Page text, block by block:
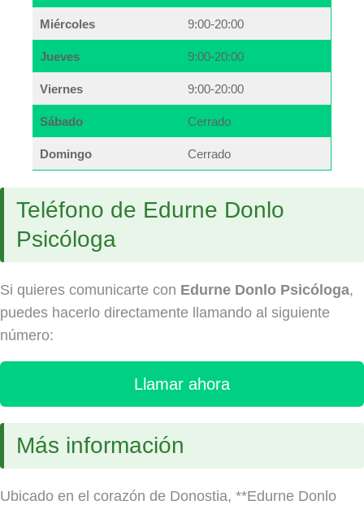
Miércoles 9:00-20:00
Jueves 9:00-20:00
Viernes 9:00-20:00
Sábado Cerrado
Domingo Cerrado
Teléfono de Edurne Donlo
Psicóloga
Si quieres comunicarte con Edurne Donlo Psicóloga,
puedes hacerlo directamente llamando al siguiente
número:
Llamar ahora
Más información
Ubicado en el corazón de Donostia, **Edurne Donlo